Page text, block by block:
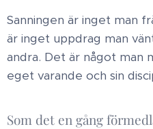
Sanningen är inget man
är inget uppdrag man
andra. Det är något man
eget varande och sin
​Som det en gång